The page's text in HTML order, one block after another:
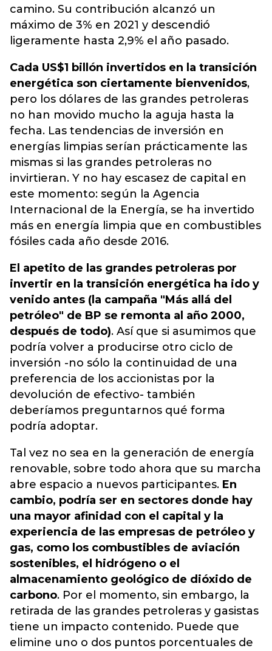
camino. Su contribución alcanzó un
máximo de 3% en 2021 y descendió
ligeramente hasta 2,9% el año pasado.
Cada US$1 billón invertidos en la transición
energética son ciertamente bienvenidos,
pero los dólares de las grandes petroleras
no han movido mucho la aguja hasta la
fecha. Las tendencias de inversión en
energías limpias serían prácticamente las
mismas si las grandes petroleras no
invirtieran. Y no hay escasez de capital en
este momento: según la Agencia
Internacional de la Energía, se ha invertido
más en energía limpia que en combustibles
fósiles cada año desde 2016.
El apetito de las grandes petroleras por
invertir en la transición energética ha ido y
venido antes (la campaña "Más allá del
petróleo" de BP se remonta al año 2000,
después de todo). Así que si asumimos que
podría volver a producirse otro ciclo de
inversión -no sólo la continuidad de una
preferencia de los accionistas por la
devolución de efectivo- también
deberíamos preguntarnos qué forma
podría adoptar.
Tal vez no sea en la generación de energía
renovable, sobre todo ahora que su marcha
abre espacio a nuevos participantes. En
cambio, podría ser en sectores donde hay
una mayor afinidad con el capital y la
experiencia de las empresas de petróleo y
gas, como los combustibles de aviación
sostenibles, el hidrógeno o el
almacenamiento geológico de dióxido de
carbono. Por el momento, sin embargo, la
retirada de las grandes petroleras y gasistas
tiene un impacto contenido. Puede que
elimine uno o dos puntos porcentuales de